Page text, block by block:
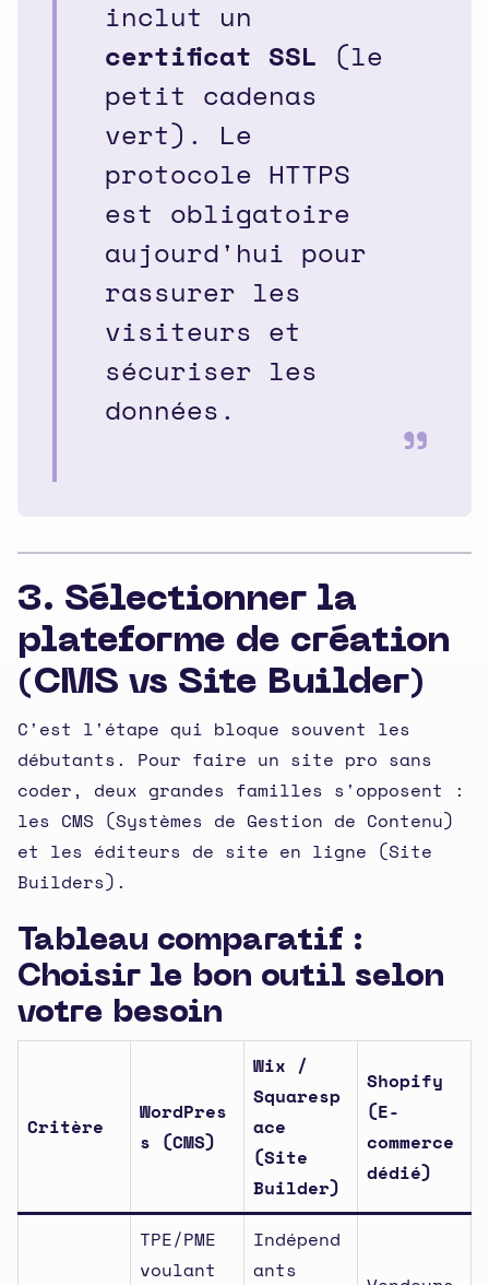
inclut un
certificat SSL (le
petit cadenas
vert). Le
protocole HTTPS
est obligatoire
aujourd'hui pour
rassurer les
visiteurs et
sécuriser les
données.
3. Sélectionner la
plateforme de création
(CMS vs Site Builder)
C'est l'étape qui bloque souvent les
débutants. Pour faire un site pro sans
coder, deux grandes familles s'opposent :
les CMS (Systèmes de Gestion de Contenu)
et les éditeurs de site en ligne (Site
Builders).
Tableau comparatif :
Choisir le bon outil selon
votre besoin
Critère
WordPres
s (CMS)
Wix /
Squaresp
ace
(Site
Builder)
Shopify
(E-
commerce
dédié)
TPE/PME
voulant
Indépend
ants